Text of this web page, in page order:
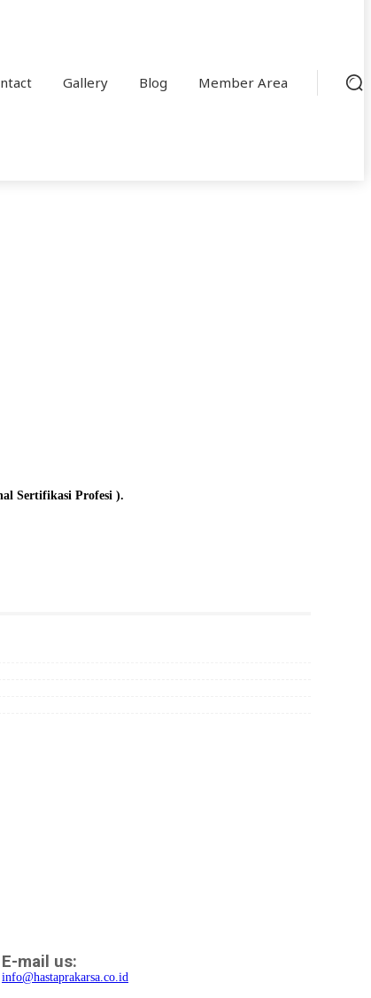
Gallery Blog Member Area
Sertifikasi Profesi ).
E-mail us:
info@hastaprakarsa.co.id